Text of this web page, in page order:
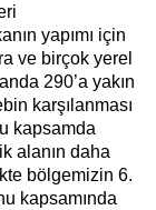
yapımı için
ve birçok yerel
290’a yakın
karşılanması
kapsamda
alanın daha
bölgemizin 6.
kapsamında